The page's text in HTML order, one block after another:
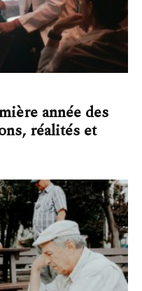
année des
réalités et